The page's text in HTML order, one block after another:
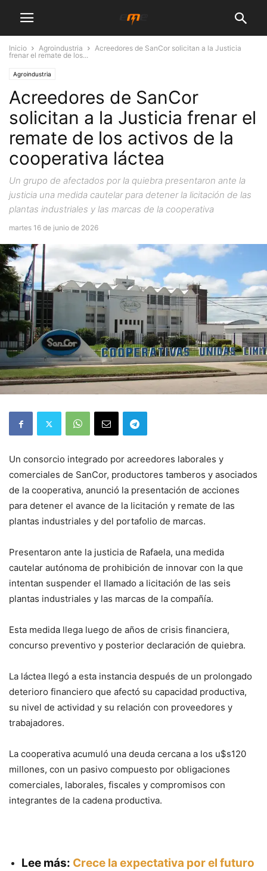
Inicio Agroindustria
Acreedores de SanCor solicitan a la Justicia
frenar el remate de los...
Agroindustria
Acreedores de SanCor
solicitan a la Justicia frenar el
remate de los activos de la
cooperativa láctea
Un grupo de afectados por la quiebra presentaron ante la
justicia una medida cautelar para detener la licitación de las
plantas industriales y las marcas de la cooperativa
martes 16 de junio de 2026
Un consorcio integrado por acreedores laborales y
comerciales de SanCor, productores tamberos y asociados
de la cooperativa, anunció la presentación de acciones
para detener el avance de la licitación y remate de las
plantas industriales y del portafolio de marcas.
Presentaron ante la justicia de Rafaela, una medida
cautelar autónoma de prohibición de innovar con la que
intentan suspender el llamado a licitación de las seis
plantas industriales y las marcas de la compañía.
Esta medida llega luego de años de crisis financiera,
concurso preventivo y posterior declaración de quiebra.
La láctea llegó a esta instancia después de un prolongado
deterioro financiero que afectó su capacidad productiva,
su nivel de actividad y su relación con proveedores y
trabajadores.
La cooperativa acumuló una deuda cercana a los u$s120
millones, con un pasivo compuesto por obligaciones
comerciales, laborales, fiscales y compromisos con
integrantes de la cadena productiva.
Lee más: Crece la expectativa por el futuro